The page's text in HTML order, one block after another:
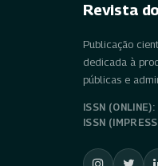
Revista
Publicação
dedicada à
públicas e
ISSN
ISSN